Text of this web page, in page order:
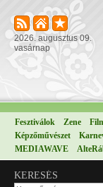
2026. augusztus 09.
vasárnap
Fesztiválok Zene
Képzőművészet
MEDIAWAVE
KERESÉS